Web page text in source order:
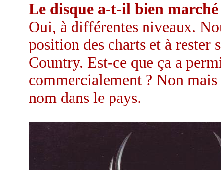
Le disque a-t-il bien marché
Oui, à différentes niveaux.
position des charts et à rester
Country. Est-ce que ça a
commercialement ? Non
nom dans le pays.